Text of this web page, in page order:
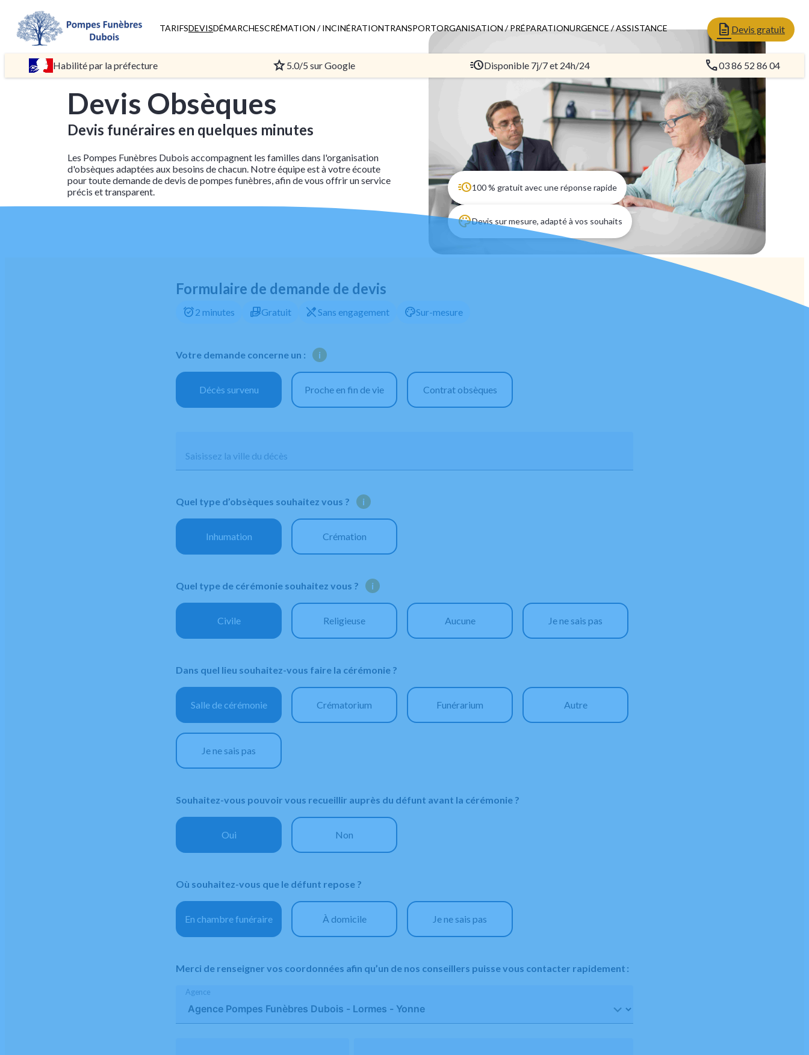
TARIFSDEVISDÉMARCHESCRÉMATION / INCINÉRATIONTRANSPORTORGANISATION / PRÉPARATIONURGENCE / ASSISTANCE Devis gratuit
Habilité par la préfecture 5.0/5 sur Google Disponible 7j/7 et 24h/24 03 86 52 86 04
100 % gratuit avec une réponse rapide
Devis sur mesure, adapté à vos souhaits
Devis Obsèques
Devis funéraires en quelques minutes
Les Pompes Funèbres Dubois accompagnent les familles dans l'organisation
d'obsèques adaptées aux besoins de chacun. Notre équipe est à votre écoute
pour toute demande de devis de pompes funèbres, afin de vous offrir un service
précis et transparent.
Formulaire de demande de devis
alarm_on2 minutes hand_packageGratuit edit_offSans engagement paletteSur-mesure
Votre demande concerne un : i
Décès survenu Proche en fin de vie Contrat obsèques
Saisissez la ville du décès
Quel type d’obsèques souhaitez vous ? i
Inhumation Crémation
Quel type de cérémonie souhaitez vous ? i
Civile Religieuse Aucune Je ne sais pas
Dans quel lieu souhaitez-vous faire la cérémonie ?
Salle de cérémonie Crématorium Funérarium Autre
Je ne sais pas
Souhaitez-vous pouvoir vous recueillir auprès du défunt avant la cérémonie ?
Oui Non
Où souhaitez-vous que le défunt repose ?
En chambre funéraire À domicile Je ne sais pas
Merci de renseigner vos coordonnées afin qu’un de nos conseillers puisse vous contacter rapidement :
Agence